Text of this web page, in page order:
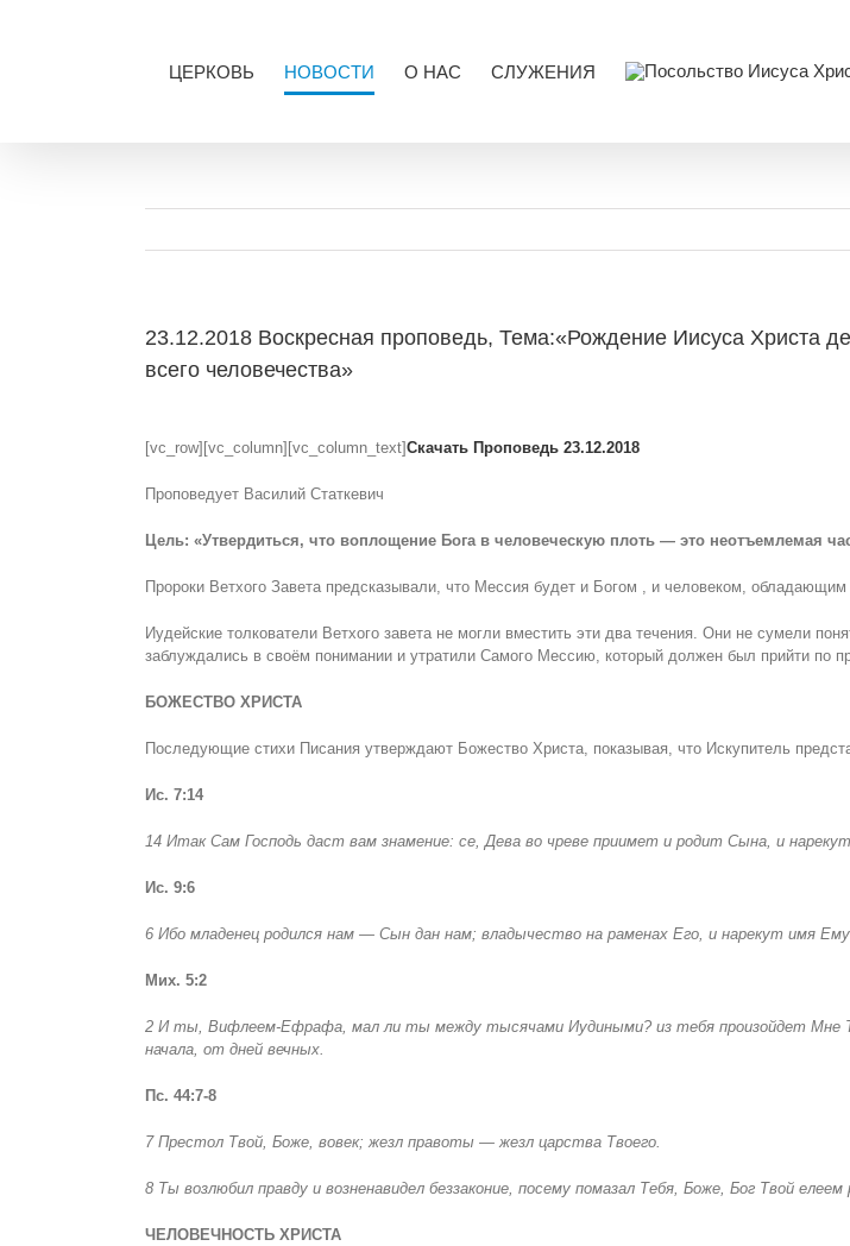
ЦЕРКОВЬ НОВОСТИ О НАС СЛУЖЕНИЯ
23.12.2018 Воскресная проповедь, Тема:«Рождение Иисуса Христа
всего человечества»
Image
[vc_row][vc_column][vc_column_text]Скачать Проповедь 23.12.2018
Проповедует Василий Статкевич
Цель: «Утвердиться, что воплощение Бога в человеческую плоть — это неотъемлемая
Пророки Ветхого Завета предсказывали, что Мессия будет и Богом , и человеком,
Иудейские толкователи Ветхого завета не могли вместить эти два течения. Они не сумели
заблуждались в своём понимании и утратили Самого Мессию, который должен был прийти по
БОЖЕСТВО ХРИСТА
Последующие стихи Писания утверждают Божество Христа, показывая, что Искупитель
Ис. 7:14
14 Итак Сам Господь даст вам знамение: се, Дева во чреве приимет и родит Сына, и
Ис. 9:6
6 Ибо младенец родился нам — Сын дан нам; владычество на раменах Его, и нарекут имя
Мих. 5:2
2 И ты, Вифлеем-Ефрафа, мал ли ты между тысячами Иудиными? из тебя произойдет Мне
начала, от дней вечных.
Пс. 44:7-8
7 Престол Твой, Боже, вовек; жезл правоты — жезл царства Твоего.
8 Ты возлюбил правду и возненавидел беззаконие, посему помазал Тебя, Боже, Бог Твой
ЧЕЛОВЕЧНОСТЬ ХРИСТА